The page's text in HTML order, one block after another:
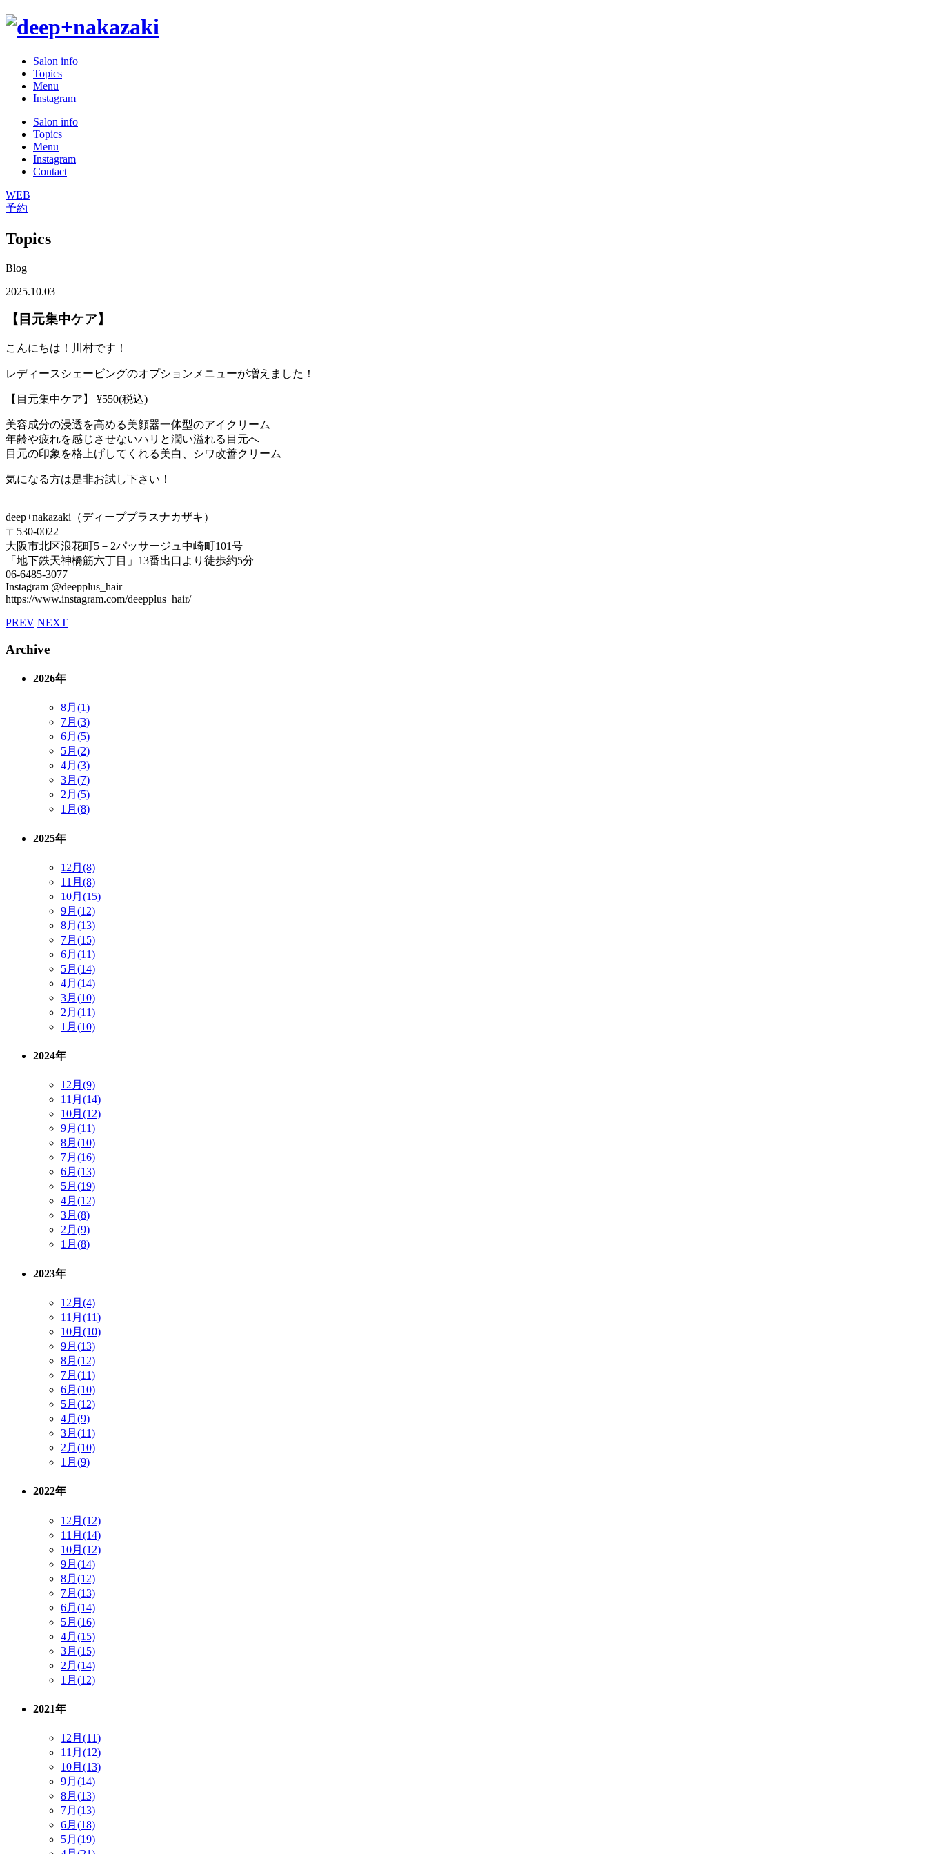
Salon info
Topics
Menu
Instagram
Salon info
Topics
Menu
Instagram
Contact
WEB
予約
Topics
Blog
2025.10.03
【目元集中ケア】
こんにちは！川村です！
レディースシェービングのオプションメニューが増えました！
【目元集中ケア】 ¥550(税込)
美容成分の浸透を高める美顔器一体型のアイクリーム
年齢や疲れを感じさせないハリと潤い溢れる目元へ
目元の印象を格上げしてくれる美白、シワ改善クリーム
気になる方は是非お試し下さい！
deep+nakazaki（ディーププラスナカザキ）
〒530-0022
大阪市北区浪花町5－2パッサージュ中崎町101号
「地下鉄天神橋筋六丁目」13番出口より徒歩約5分
06-6485-3077
Instagram @deepplus_hair
https://www.instagram.com/deepplus_hair/
PREV NEXT
Archive
2026年
8月(1)
7月(3)
6月(5)
5月(2)
4月(3)
3月(7)
2月(5)
1月(8)
2025年
12月(8)
11月(8)
10月(15)
9月(12)
8月(13)
7月(15)
6月(11)
5月(14)
4月(14)
3月(10)
2月(11)
1月(10)
2024年
12月(9)
11月(14)
10月(12)
9月(11)
8月(10)
7月(16)
6月(13)
5月(19)
4月(12)
3月(8)
2月(9)
1月(8)
2023年
12月(4)
11月(11)
10月(10)
9月(13)
8月(12)
7月(11)
6月(10)
5月(12)
4月(9)
3月(11)
2月(10)
1月(9)
2022年
12月(12)
11月(14)
10月(12)
9月(14)
8月(12)
7月(13)
6月(14)
5月(16)
4月(15)
3月(15)
2月(14)
1月(12)
2021年
12月(11)
11月(12)
10月(13)
9月(14)
8月(13)
7月(13)
6月(18)
5月(19)